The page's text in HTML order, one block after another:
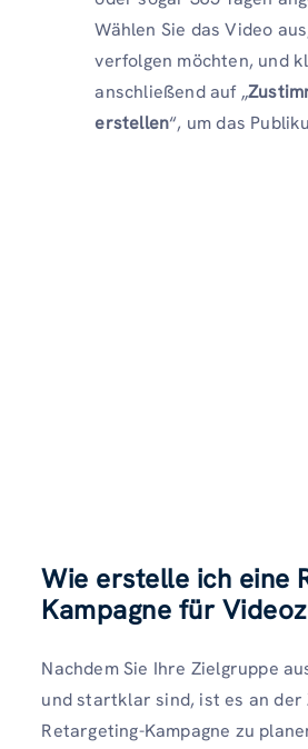
Wählen Sie das Video
verfolgen möchten, und
anschließend auf „
erstellen“, um das
Wie erstelle ich eine
Kampagne für
Nachdem Sie Ihre Zielgruppe
und startklar sind, ist es an der
Retargeting-Kampagne zu